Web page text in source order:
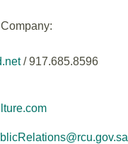
/ 917.685.8596